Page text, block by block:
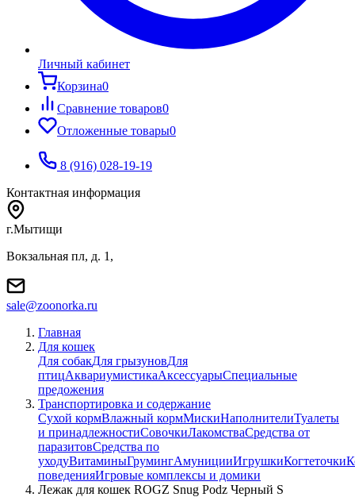
Личный кабинет
Корзина0
Сравнение товаров0
Отложенные товары0
8 (916) 028-19-19
Контактная информация
г.Мытищи
Вокзальная пл, д. 1,
sale@zoonorka.ru
Главная
Для кошек
Для собакДля грызуновДля
птицАквариумистикаАксессуарыСпециальные
предожения
Транспортировка и содержание
Сухой кормВлажный кормМискиНаполнителиТуалеты
и принадлежностиСовочкиЛакомстваСредства от
паразитовСредства по
уходуВитаминыГрумингАмуницииИгрушкиКогтеточки
поведенияИгровые комплексы и домики
Лежак для кошек ROGZ Snug Podz Черный S